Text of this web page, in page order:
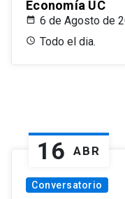
Economía UC
6 de Agosto de
Todo el dia.
16 ABR
Conversatorio